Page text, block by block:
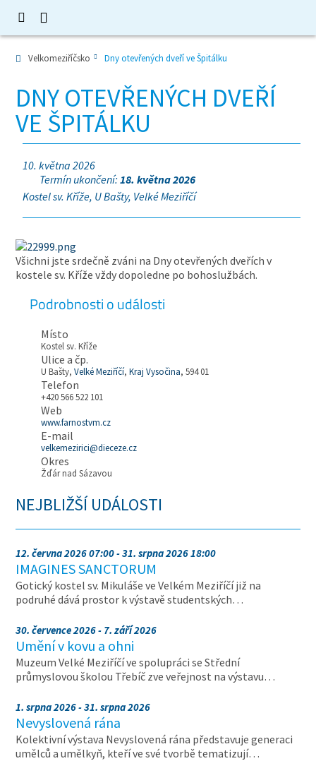
Velkomeziříčsko Dny otevřených dveří ve Špitálku
DNY OTEVŘENÝCH DVEŘÍ
VE ŠPITÁLKU
10. května 2026
Termín ukončení:18. května 2026
Kostel sv. Kříže, U Bašty, Velké Meziříčí
Všichni jste srdečně zváni na Dny otevřených dveřích v
kostele sv. Kříže vždy dopoledne po bohoslužbách.
Podrobnosti o události
Místo
Kostel sv. Kříže
Ulice a čp.
U Bašty,Velké Meziříčí,Kraj Vysočina, 594 01
Telefon
+420 566 522 101
Web
www.farnostvm.cz
E-mail
velkemezirici@dieceze.cz
Okres
Žďár nad Sázavou
NEJBLIŽŠÍ UDÁLOSTI
12. června 2026 07:00 - 31. srpna 2026 18:00
IMAGINES SANCTORUM
Gotický kostel sv. Mikuláše ve Velkém Meziříčí již na
podruhé dává prostor k výstavě studentských…
30. července 2026 - 7. září 2026
Umění v kovu a ohni
Muzeum Velké Meziříčí ve spolupráci se Střední
průmyslovou školou Třebíč zve veřejnost na výstavu…
1. srpna 2026 - 31. srpna 2026
Nevyslovená rána
Kolektivní výstava Nevyslovená rána představuje generaci
umělců a umělkyň, kteří ve své tvorbě tematizují…